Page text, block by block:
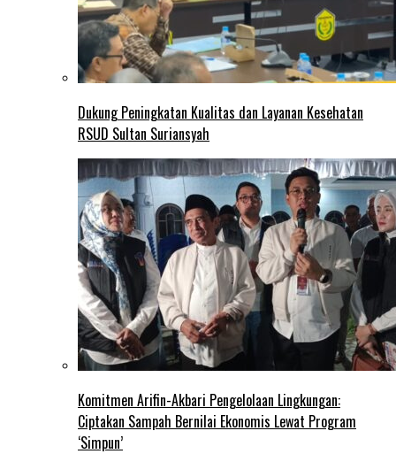
Dukung Peningkatan Kualitas dan Layanan Kesehatan
RSUD Sultan Suriansyah
Komitmen Arifin-Akbari Pengelolaan Lingkungan:
Ciptakan Sampah Bernilai Ekonomis Lewat Program
‘Simpun’